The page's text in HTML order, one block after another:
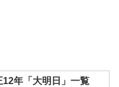
12年「大明日」一覧